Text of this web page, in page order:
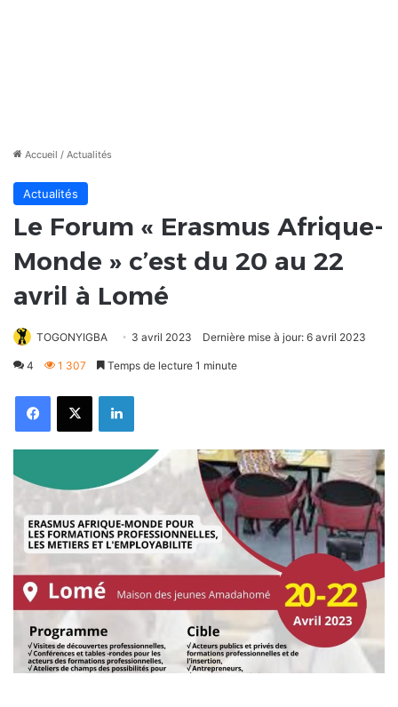
Accueil / Actualités
Actualités
Le Forum « Erasmus Afrique-
Monde » c’est du 20 au 22
avril à Lomé
TOGONYIGBA 3 avril 2023 Dernière mise à jour: 6 avril 2023
4 1 307 Temps de lecture 1 minute
FacebookX Linkedin